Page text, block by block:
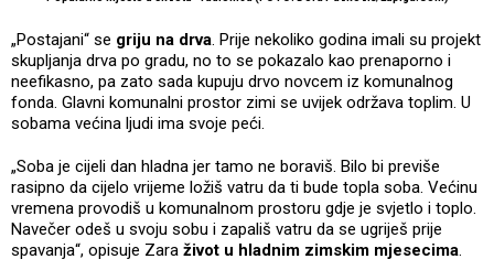
„Postajani“ se griju na drva. Prije nekoliko godina imali su projekt
skupljanja drva po gradu, no to se pokazalo kao prenaporno i
neefikasno, pa zato sada kupuju drvo novcem iz komunalnog
fonda. Glavni komunalni prostor zimi se uvijek održava toplim. U
sobama većina ljudi ima svoje peći.
„Soba je cijeli dan hladna jer tamo ne boraviš. Bilo bi previše
rasipno da cijelo vrijeme ložiš vatru da ti bude topla soba. Većinu
vremena provodiš u komunalnom prostoru gdje je svjetlo i toplo.
Navečer odeš u svoju sobu i zapališ vatru da se ugriješ prije
spavanja“, opisuje Zara život u hladnim zimskim mjesecima.